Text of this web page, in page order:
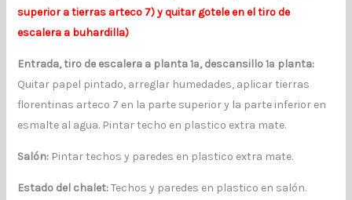
superior a tierras arteco 7) y quitar gotele en el tiro de
escalera a buhardilla)
Entrada, tiro de escalera a planta 1ª, descansillo 1ª planta:
Quitar papel pintado, arreglar humedades, aplicar tierras
florentinas arteco 7 en la parte superior y la parte inferior en
esmalte al agua. Pintar techo en plastico extra mate.
Salón:Pintar techos y paredes en plastico extra mate.
Estado del chalet:Techos y paredes en plastico en salón.